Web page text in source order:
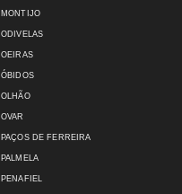
MONTIJO
ODIVELAS
OEIRAS
ÓBIDOS
OLHÃO
OVAR
PAÇOS DE FERREIRA
PALMELA
PENAFIEL